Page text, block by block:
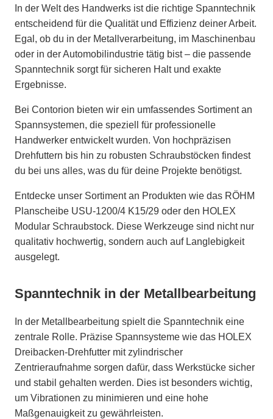
In der Welt des Handwerks ist die richtige Spanntechnik
entscheidend für die Qualität und Effizienz deiner Arbeit.
Egal, ob du in der Metallverarbeitung, im Maschinenbau
oder in der Automobilindustrie tätig bist – die passende
Spanntechnik sorgt für sicheren Halt und exakte
Ergebnisse.
Bei Contorion bieten wir ein umfassendes Sortiment an
Spannsystemen, die speziell für professionelle
Handwerker entwickelt wurden. Von hochpräzisen
Drehfuttern bis hin zu robusten Schraubstöcken findest
du bei uns alles, was du für deine Projekte benötigst.
Entdecke unser Sortiment an Produkten wie das RÖHM
Planscheibe USU-1200/4 K15/29 oder den HOLEX
Modular Schraubstock. Diese Werkzeuge sind nicht nur
qualitativ hochwertig, sondern auch auf Langlebigkeit
ausgelegt.
Spanntechnik in der Metallbearbeitung
In der Metallbearbeitung spielt die Spanntechnik eine
zentrale Rolle. Präzise Spannsysteme wie das HOLEX
Dreibacken-Drehfutter mit zylindrischer
Zentrieraufnahme sorgen dafür, dass Werkstücke sicher
und stabil gehalten werden. Dies ist besonders wichtig,
um Vibrationen zu minimieren und eine hohe
Maßgenauigkeit zu gewährleisten.